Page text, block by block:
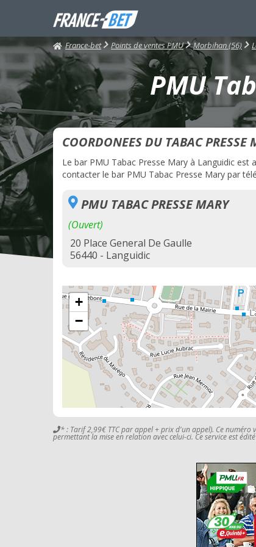
France-bet Points de ventes PMU Morbihan (56)
PMU
COORDONEES DU TABAC PRESSE
Le bar PMU Tabac Presse Mary à Languidic
contacter le bar PMU Tabac Presse Mary par
PMU TABAC PRESSE MARY
(Ouvert)
20 Place General De Gaulle
56440 - Languidic
+
−
* : Tarif 2,99€ TTC par appel + prix d'un appel). Ce
permettant la mise en relation avec celui-ci. Ce service est